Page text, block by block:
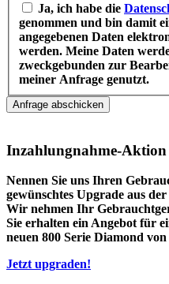
Ja, ich habe die
genommen und bin damit
angegebenen Daten
werden. Meine Daten
zweckgebunden zur
meiner Anfrage genutzt.
Inzahlungnahme-Aktion
Nennen Sie uns Ihren
gewünschtes Upgrade aus
Wir nehmen Ihr
Sie erhalten ein Angebot für
neuen 800 Serie Diamond
Jetzt upgraden!